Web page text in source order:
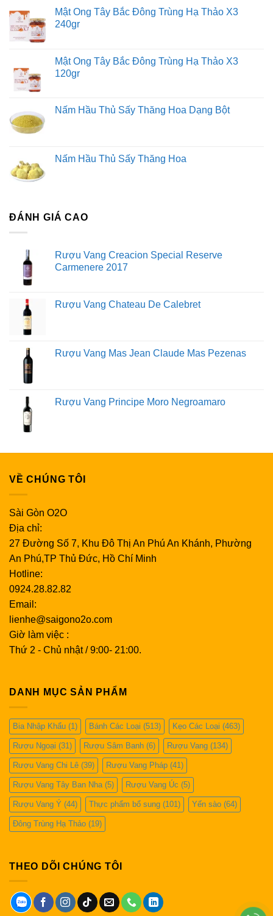
Mật Ong Tây Bắc Đông Trùng Hạ Thảo X3
240gr
Mật Ong Tây Bắc Đông Trùng Hạ Thảo X3
120gr
Nấm Hầu Thủ Sấy Thăng Hoa Dạng Bột
Nấm Hầu Thủ Sấy Thăng Hoa
ĐÁNH GIÁ CAO
Rượu Vang Creacion Special Reserve
Carmenere 2017
Rượu Vang Chateau De Calebret
Rượu Vang Mas Jean Claude Mas Pezenas
Rượu Vang Principe Moro Negroamaro
VỀ CHÚNG TÔI
Sài Gòn O2O
Địa chỉ:
27 Đường Số 7, Khu Đô Thị An Phú An Khánh, Phường
An Phú,TP Thủ Đức, Hồ Chí Minh
Hotline:
0924.28.82.82
Email:
lienhe@saigono2o.com
Giờ làm việc :
Thứ 2 - Chủ nhật / 9:00- 21:00.
DANH MỤC SẢN PHẨM
Bia Nhập Khẩu (1) Bánh Các Loại (513) Kẹo Các Loại (463)
Rượu Ngoại (31) Rượu Sâm Banh (6) Rượu Vang (134)
Rượu Vang Chi Lê (39) Rượu Vang Pháp (41)
Rượu Vang Tây Ban Nha (5) Rượu Vang Úc (5)
Rượu Vang Ý (44) Thực phẩm bổ sung (101) Yến sào (64)
Đông Trùng Hạ Thảo (19)
THEO DÕI CHÚNG TÔI